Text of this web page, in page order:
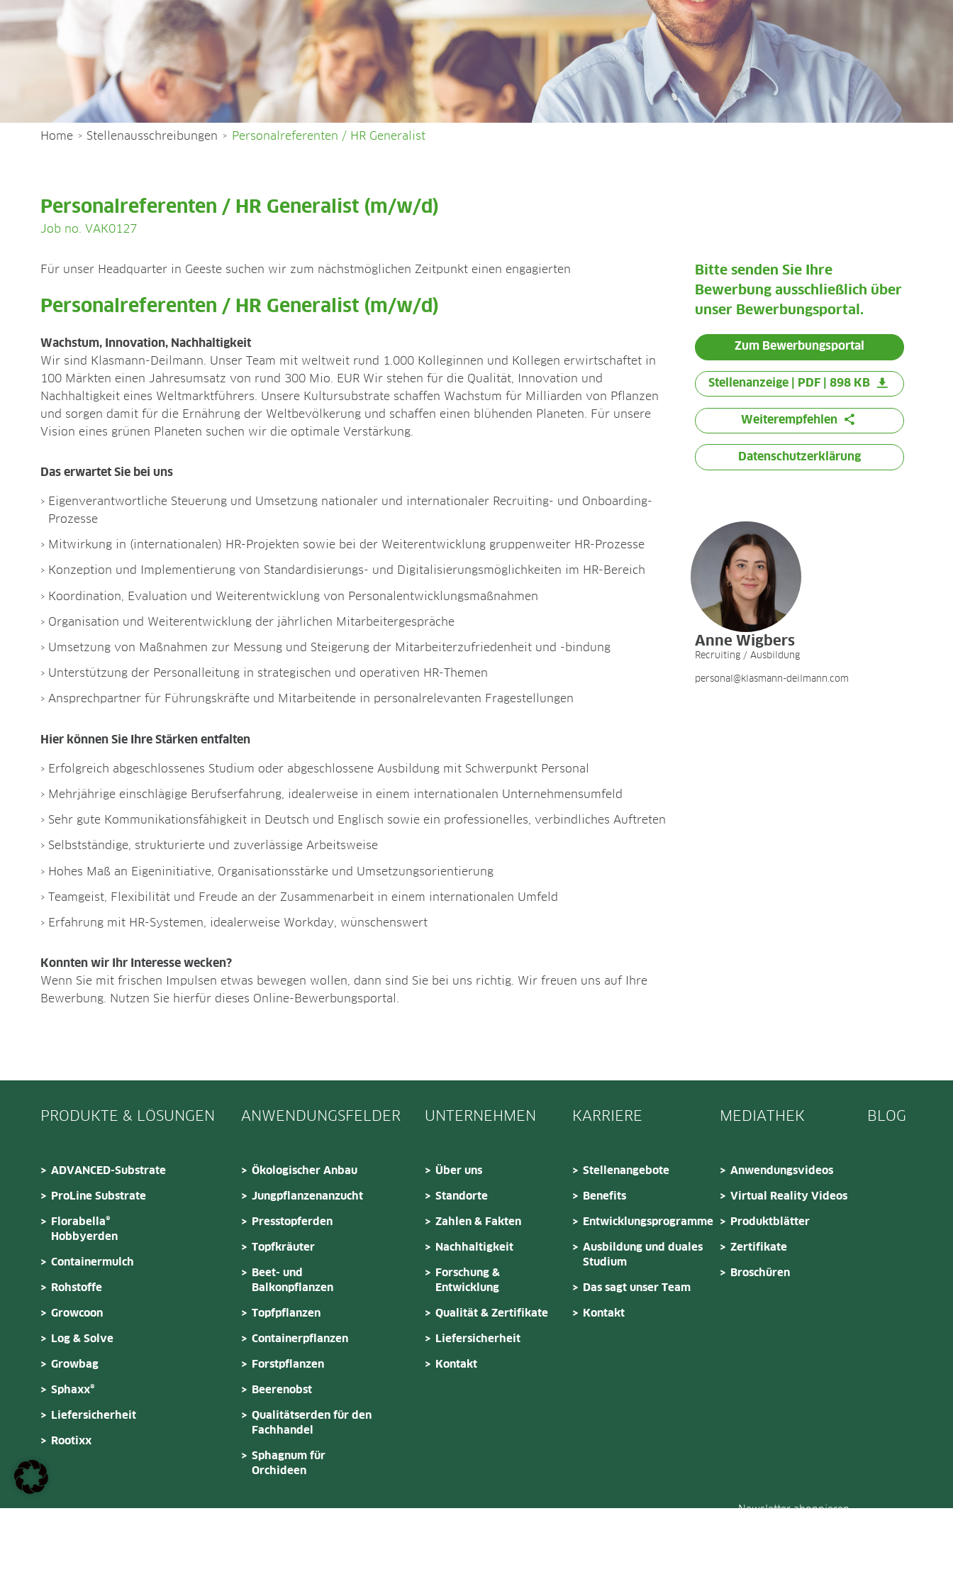
Home > Stellenausschreibungen > Personalreferenten / HR Generalist
Personalreferenten / HR Generalist (m/w/d)
Job no. VAK0127
Für unser Headquarter in Geeste suchen wir zum nächstmöglichen Zeitpunkt einen engagierten
Personalreferenten / HR Generalist (m/w/d)
Wachstum, Innovation, Nachhaltigkeit
Wir sind Klasmann-Deilmann. Unser Team mit weltweit rund 1.000 Kolleginnen und Kollegen erwirtschaftet in
100 Märkten einen Jahresumsatz von rund 300 Mio. EUR Wir stehen für die Qualität, Innovation und
Nachhaltigkeit eines Weltmarktführers. Unsere Kultursubstrate schaffen Wachstum für Milliarden von Pflanzen
und sorgen damit für die Ernährung der Weltbevölkerung und schaffen einen blühenden Planeten. Für unsere
Vision eines grünen Planeten suchen wir die optimale Verstärkung.
Das erwartet Sie bei uns
Eigenverantwortliche Steuerung und Umsetzung nationaler und internationaler Recruiting- und Onboarding-
Prozesse
Mitwirkung in (internationalen) HR-Projekten sowie bei der Weiterentwicklung gruppenweiter HR-Prozesse
Konzeption und Implementierung von Standardisierungs- und Digitalisierungsmöglichkeiten im HR-Bereich
Koordination, Evaluation und Weiterentwicklung von Personalentwicklungsmaßnahmen
Organisation und Weiterentwicklung der jährlichen Mitarbeitergespräche
Umsetzung von Maßnahmen zur Messung und Steigerung der Mitarbeiterzufriedenheit und -bindung
Unterstützung der Personalleitung in strategischen und operativen HR-Themen
Ansprechpartner für Führungskräfte und Mitarbeitende in personalrelevanten Fragestellungen
Hier können Sie Ihre Stärken entfalten
Erfolgreich abgeschlossenes Studium oder abgeschlossene Ausbildung mit Schwerpunkt Personal
Mehrjährige einschlägige Berufserfahrung, idealerweise in einem internationalen Unternehmensumfeld
Sehr gute Kommunikationsfähigkeit in Deutsch und Englisch sowie ein professionelles, verbindliches Auftreten
Selbstständige, strukturierte und zuverlässige Arbeitsweise
Hohes Maß an Eigeninitiative, Organisationsstärke und Umsetzungsorientierung
Teamgeist, Flexibilität und Freude an der Zusammenarbeit in einem internationalen Umfeld
Erfahrung mit HR-Systemen, idealerweise Workday, wünschenswert
Konnten wir Ihr Interesse wecken?
Wenn Sie mit frischen Impulsen etwas bewegen wollen, dann sind Sie bei uns richtig. Wir freuen uns auf Ihre
Bewerbung. Nutzen Sie hierfür dieses Online-Bewerbungsportal.
Bitte senden Sie Ihre
Bewerbung ausschließlich über
unser Bewerbungsportal.
Zum Bewerbungsportal
Stellenanzeige | PDF | 898 KB
Weiterempfehlen
Datenschutzerklärung
Anne Wigbers
Recruiting / Ausbildung
personal@klasmann-deilmann.com
PRODUKTE & LÖSUNGEN
ADVANCED-Substrate
ProLine Substrate
Florabella®
Hobbyerden
Containermulch
Rohstoffe
Growcoon
Log & Solve
Growbag
Sphaxx®
Liefersicherheit
Rootixx
ANWENDUNGSFELDER
Ökologischer Anbau
Jungpflanzenanzucht
Presstopferden
Topfkräuter
Beet- und
Balkonpflanzen
Topfpflanzen
Containerpflanzen
Forstpflanzen
Beerenobst
Qualitätserden für den
Fachhandel
Sphagnum für
Orchideen
UNTERNEHMEN
Über uns
Standorte
Zahlen & Fakten
Nachhaltigkeit
Forschung &
Entwicklung
Qualität & Zertifikate
Liefersicherheit
Kontakt
KARRIERE
Stellenangebote
Benefits
Entwicklungsprogramme
Ausbildung und duales
Studium
Das sagt unser Team
Kontakt
MEDIATHEK
Anwendungsvideos
Virtual Reality Videos
Produktblätter
Zertifikate
Broschüren
BLOG
Newsletter abonnieren